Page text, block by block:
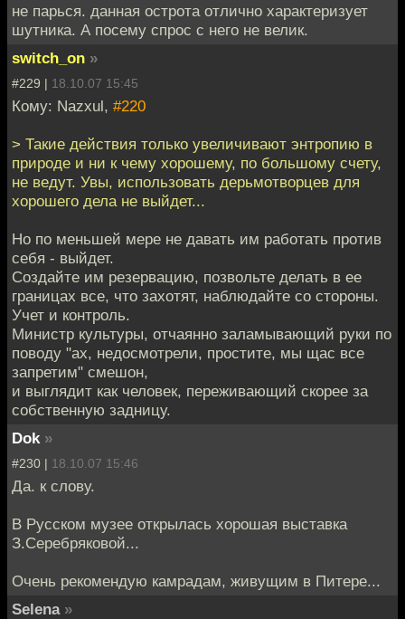
не парься. данная острота отлично характеризует
шутника. А посему спрос с него не велик.
switch_on »
#229 | 18.10.07 15:45
Кому: Nazxul, #220
> Такие действия только увеличивают энтропию в
природе и ни к чему хорошему, по большому счету,
не ведут. Увы, использовать дерьмотворцев для
хорошего дела не выйдет...
Но по меньшей мере не давать им работать против
себя - выйдет.
Создайте им резервацию, позвольте делать в ее
границах все, что захотят, наблюдайте со стороны.
Учет и контроль.
Министр культуры, отчаянно заламывающий руки по
поводу "ах, недосмотрели, простите, мы щас все
запретим" смешон,
и выглядит как человек, переживающий скорее за
собственную задницу.
Dok »
#230 | 18.10.07 15:46
Да. к слову.
В Русском музее открылась хорошая выставка
З.Серебряковой...
Очень рекомендую камрадам, живущим в Питере...
Selena »